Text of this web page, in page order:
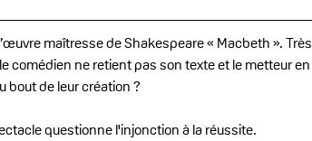
maîtresse de Shakespeare « Macbeth ». Très
comédien ne retient pas son texte et le metteur en
bout de leur création ?
questionne l'injonction à la réussite.